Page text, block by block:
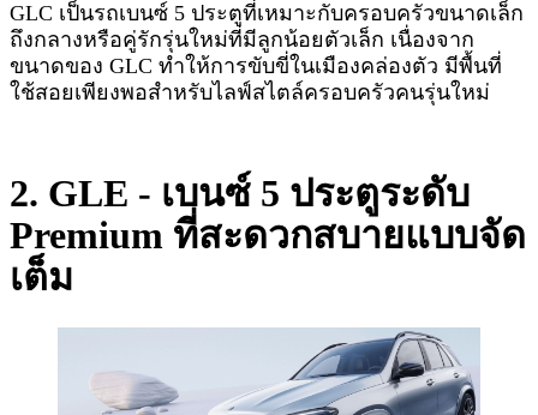
GLC เป็นรถเบนซ์ 5 ประตูที่เหมาะกับครอบครัวขนาดเล็ก
ถึงกลางหรือคู่รักรุ่นใหม่ที่มีลูกน้อยตัวเล็ก เนื่องจาก
ขนาดของ GLC ทำให้การขับขี่ในเมืองคล่องตัว มีพื้นที่
ใช้สอยเพียงพอสำหรับไลฟ์สไตล์ครอบครัวคนรุ่นใหม่
2. GLE - เบนซ์ 5 ประตูระดับ
Premium ที่สะดวกสบายแบบจัด
เต็ม